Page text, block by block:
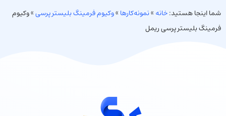
شما اینجا هستید:خانه»نمونه‌کارها»وکیوم فرمینگ بلیستر پرسی»وکیوم
فرمینگ بلیستر پرسی ریمل